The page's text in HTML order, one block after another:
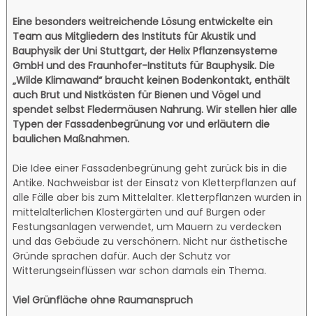
Eine besonders weitreichende Lösung entwickelte ein
Team aus Mitgliedern des Instituts für Akustik und
Bauphysik der Uni Stuttgart, der Helix Pflanzensysteme
GmbH und des Fraunhofer-Instituts für Bauphysik. Die
„Wilde Klimawand“ braucht keinen Bodenkontakt, enthält
auch Brut und Nistkästen für Bienen und Vögel und
spendet selbst Fledermäusen Nahrung. Wir stellen hier alle
Typen der Fassadenbegrünung vor und erläutern die
baulichen Maßnahmen.
Die Idee einer Fassadenbegrünung geht zurück bis in die
Antike. Nachweisbar ist der Einsatz von Kletterpflanzen auf
alle Fälle aber bis zum Mittelalter. Kletterpflanzen wurden in
mittelalterlichen Klostergärten und auf Burgen oder
Festungsanlagen verwendet, um Mauern zu verdecken
und das Gebäude zu verschönern. Nicht nur ästhetische
Gründe sprachen dafür. Auch der Schutz vor
Witterungseinflüssen war schon damals ein Thema.
Viel Grünfläche ohne Raumanspruch